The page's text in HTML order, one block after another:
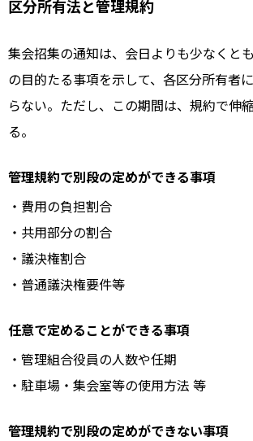
区分所有法と管理規約
集会招集の通知は、会日よりも少なくと
の目的たる事項を示して、各区分所有者
らない。ただし、この期間は、規約で伸
る。
管理規約で別段の定めができる事項
・費用の負担割合
・共用部分の割合
・議決権割合
・普通議決権要件等
任意で定めることができる事項
・管理組合役員の人数や任期
・駐車場・集会室等の使用方法 等
管理規約で別段の定めができない事項